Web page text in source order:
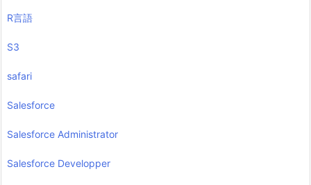
R言語
S3
safari
Salesforce
Salesforce Administrator
Salesforce Developper